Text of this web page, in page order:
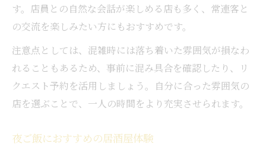
す。店員との自然な会話が楽しめる店も多く、常連客と
の交流を楽しみたい方にもおすすめです。
注意点としては、混雑時には落ち着いた雰囲気が損なわ
れることもあるため、事前に混み具合を確認したり、リ
クエスト予約を活用しましょう。自分に合った雰囲気の
店を選ぶことで、一人の時間をより充実させられます。
夜ご飯におすすめの居酒屋体験